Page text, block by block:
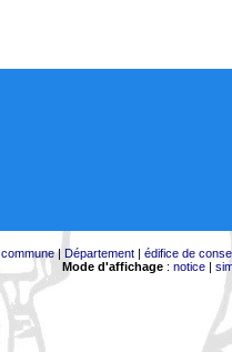
commune| Département| édifice de
Mode d'affichage: notice|